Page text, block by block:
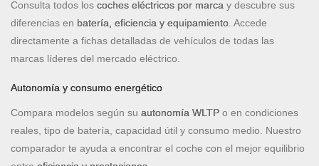
Consulta todos los coches eléctricos por marca y descubre sus
diferencias en batería, eficiencia y equipamiento. Accede
directamente a fichas detalladas de vehículos de todas las
marcas líderes del mercado eléctrico.
Autonomía y consumo energético
Compara modelos según su autonomía WLTP o en condiciones
reales, tipo de batería, capacidad útil y consumo medio. Nuestro
comparador te ayuda a encontrar el coche con el mejor equilibrio